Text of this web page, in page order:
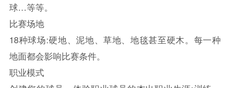
球…等等。
比赛场地
18种球场:硬地、泥地、草地、地毯甚至硬木。每一种
地面都会影响比赛条件。
职业模式